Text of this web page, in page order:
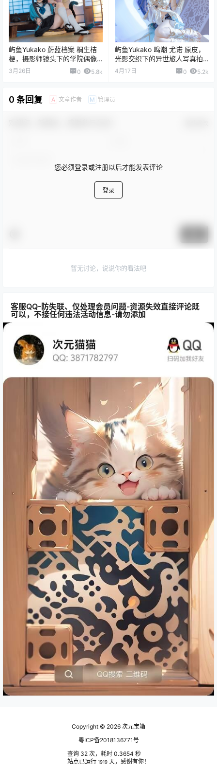
屿鱼Yukako 蔚蓝档案 桐生桔
梗，摄影师镜头下的学院偶像
与光影交织的视觉叙事
3月26日 0 5.8k
屿鱼Yukako 鸣潮 尤诺 原皮，
光影交织下的异世旅人写真拍
摄全记录
4月17日 0 5.2k
0 条回复 A 文章作者 M 管理员
您必须登录或注册以后才能发表评论
登录
暂无讨论，说说你的看法吧
客服QQ-防失联、仅处理会员问题-资源失效直接评论既
可以，不接任何违法活动信息-请勿添加
Copyright © 2026 次元宝箱
粤ICP备2018136771号
查询 32 次，耗时 0.3654 秒
站点已运行 1919 天，感谢有你！